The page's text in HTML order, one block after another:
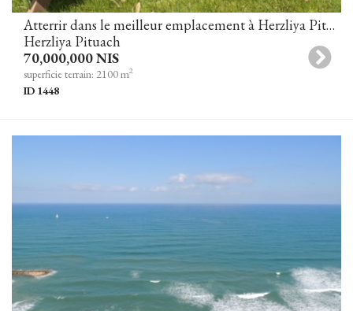
Atterrir dans le meilleur emplacement à Herzliya Pituach
Herzliya Pituach
70,000,000 NIS
superficie terrain: 2100 m2
ID 1448